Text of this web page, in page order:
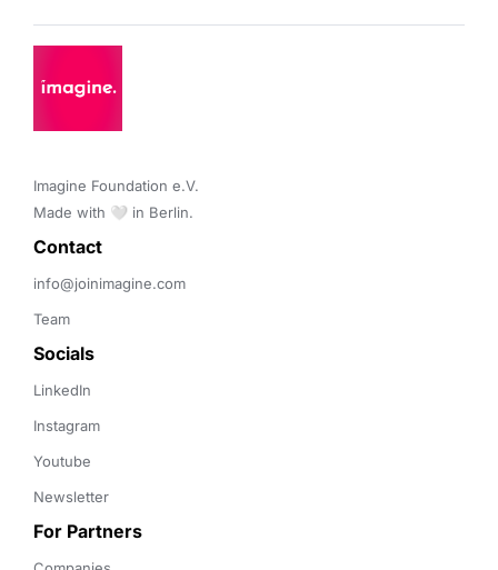
Imagine Foundation e.V.
Made with 🤍 in Berlin.
Contact
info@joinimagine.com
Team
Socials
LinkedIn
Instagram
Youtube
Newsletter
For Partners